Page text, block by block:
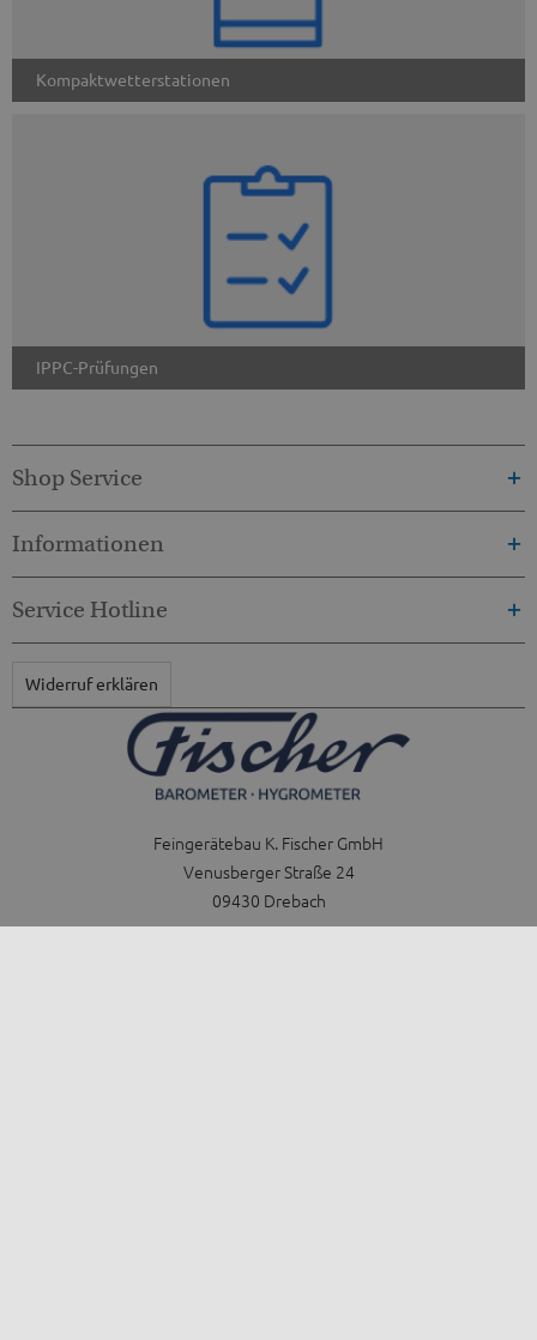
Kompaktwetterstationen
IPPC-Prüfungen
Feingerätebau K. Fischer GmbH
Venusberger Straße 24
09430 Drebach
Shop Service
Informationen
Service Hotline
Widerruf erklären